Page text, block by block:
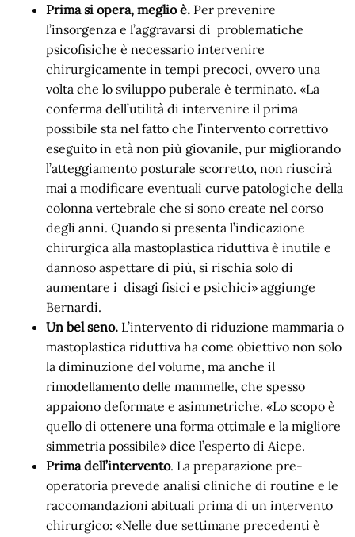
Prima si opera, meglio è. Per prevenire
l’insorgenza e l’aggravarsi di problematiche
psicofisiche è necessario intervenire
chirurgicamente in tempi precoci, ovvero una
volta che lo sviluppo puberale è terminato. «La
conferma dell’utilità di intervenire il prima
possibile sta nel fatto che l’intervento correttivo
eseguito in età non più giovanile, pur migliorando
l’atteggiamento posturale scorretto, non riuscirà
mai a modificare eventuali curve patologiche della
colonna vertebrale che si sono create nel corso
degli anni. Quando si presenta l’indicazione
chirurgica alla mastoplastica riduttiva è inutile e
dannoso aspettare di più, si rischia solo di
aumentare i disagi fisici e psichici» aggiunge
Bernardi.
Un bel seno. L’intervento di riduzione mammaria o
mastoplastica riduttiva ha come obiettivo non solo
la diminuzione del volume, ma anche il
rimodellamento delle mammelle, che spesso
appaiono deformate e asimmetriche. «Lo scopo è
quello di ottenere una forma ottimale e la migliore
simmetria possibile» dice l’esperto di Aicpe.
Prima dell’intervento. La preparazione pre-
operatoria prevede analisi cliniche di routine e le
raccomandazioni abituali prima di un intervento
chirurgico: «Nelle due settimane precedenti è